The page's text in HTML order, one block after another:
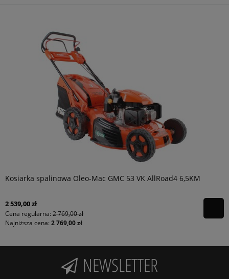
Kosiarka spalinowa Oleo-Mac GMC 53 VK AllRoad4 6,5KM
2 539,00 zł
Cena regularna: 2 769,00 zł
Najniższa cena: 2 769,00 zł
NEWSLETTER